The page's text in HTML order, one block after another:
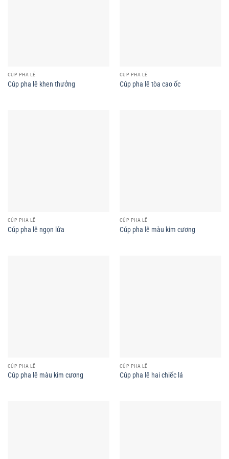
CÚP PHA LÊ
Cúp pha lê khen thưởng
CÚP PHA LÊ
Cúp pha lê tòa cao ốc
CÚP PHA LÊ
Cúp pha lê ngọn lửa
CÚP PHA LÊ
Cúp pha lê màu kim cương
CÚP PHA LÊ
Cúp pha lê màu kim cương
CÚP PHA LÊ
Cúp pha lê hai chiếc lá